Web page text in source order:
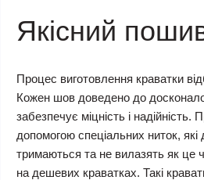
Якісний
Процес виготовлення краватки
Кожен шов доведено до
забезпечує міцність і
допомогою спеціальних ниток, які
тримаються та не вилазять як це
на дешевих краватках. Такі